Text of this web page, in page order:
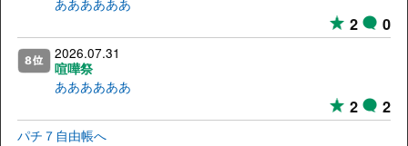
ああああああ
2 0
2026.07.31
喧嘩祭
ああああああ
2 2
パチ７自由帳へ